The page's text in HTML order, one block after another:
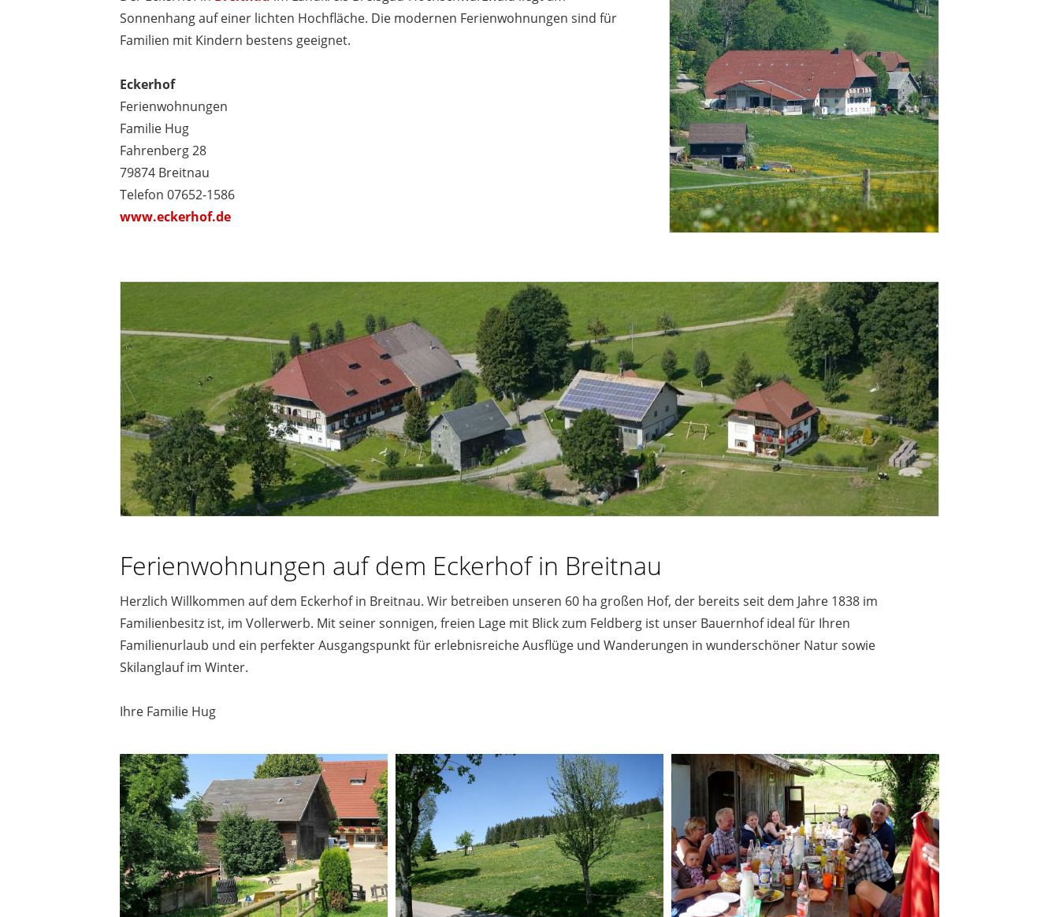
Sonnenhang auf einer lichten Hochfläche. Die modernen Ferienwohnungen sind für
Familien mit Kindern bestens geeignet.
Eckerhof
Ferienwohnungen
Familie Hug
Fahrenberg 28
79874 Breitnau
Telefon 07652-1586
www.eckerhof.de
Ferienwohnungen auf dem Eckerhof in Breitnau
Herzlich Willkommen auf dem Eckerhof in Breitnau. Wir betreiben unseren 60 ha großen Hof, der bereits seit dem Jahre 1838 im
Familienbesitz ist, im Vollerwerb. Mit seiner sonnigen, freien Lage mit Blick zum Feldberg ist unser Bauernhof ideal für Ihren
Familienurlaub und ein perfekter Ausgangspunkt für erlebnisreiche Ausflüge und Wanderungen in wunderschöner Natur sowie
Skilanglauf im Winter.
Ihre Familie Hug